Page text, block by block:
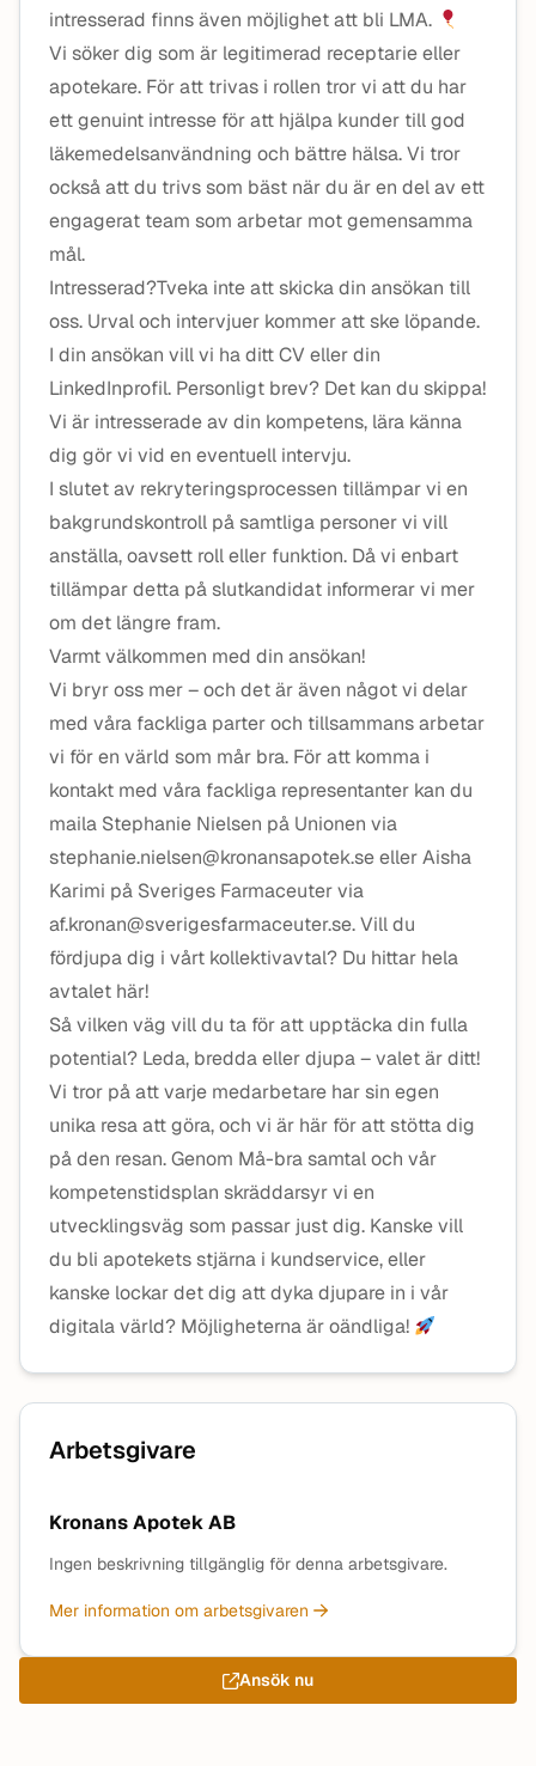
intresserad finns även möjlighet att bli LMA.
Vi söker dig som är legitimerad receptarie eller
apotekare. För att trivas i rollen tror vi att du har
ett genuint intresse för att hjälpa kunder till god
läkemedelsanvändning och bättre hälsa. Vi tror
också att du trivs som bäst när du är en del av ett
engagerat team som arbetar mot gemensamma
mål.
Intresserad?Tveka inte att skicka din ansökan till
oss. Urval och intervjuer kommer att ske löpande.
I din ansökan vill vi ha ditt CV eller din
LinkedInprofil. Personligt brev? Det kan du skippa!
Vi är intresserade av din kompetens, lära känna
dig gör vi vid en eventuell intervju.
I slutet av rekryteringsprocessen tillämpar vi en
bakgrundskontroll på samtliga personer vi vill
anställa, oavsett roll eller funktion. Då vi enbart
tillämpar detta på slutkandidat informerar vi mer
om det längre fram.
Varmt välkommen med din ansökan!
Vi bryr oss mer – och det är även något vi delar
med våra fackliga parter och tillsammans arbetar
vi för en värld som mår bra. För att komma i
kontakt med våra fackliga representanter kan du
maila Stephanie Nielsen på Unionen via
stephanie.nielsen@kronansapotek.se eller Aisha
Karimi på Sveriges Farmaceuter via
af.kronan@sverigesfarmaceuter.se. Vill du
fördjupa dig i vårt kollektivavtal? Du hittar hela
avtalet här!
Så vilken väg vill du ta för att upptäcka din fulla
potential? Leda, bredda eller djupa – valet är ditt!
Vi tror på att varje medarbetare har sin egen
unika resa att göra, och vi är här för att stötta dig
på den resan. Genom Må-bra samtal och vår
kompetenstidsplan skräddarsyr vi en
utvecklingsväg som passar just dig. Kanske vill
du bli apotekets stjärna i kundservice, eller
kanske lockar det dig att dyka djupare in i vår
digitala värld? Möjligheterna är oändliga!
Arbetsgivare
Kronans Apotek AB
Ingen beskrivning tillgänglig för denna arbetsgivare.
Mer information om arbetsgivaren
Ansök nu